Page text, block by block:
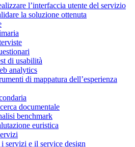
l’interfaccia utente del servizio
la soluzione ottenuta
di usabilità
analytics
di mappatura dell’esperienza
documentale
benchmark
euristica
servizi e il service design